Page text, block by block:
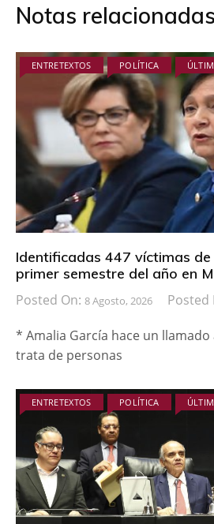
Notas relacionadas
ENTRETEXTOS POLÍTICA
Identificadas 447 víctimas
primer semestre del año en
Posted On: 8 Agosto, 2026 Posted
* Amalia García hace un
trata de personas
ENTRETEXTOS POLÍTICA